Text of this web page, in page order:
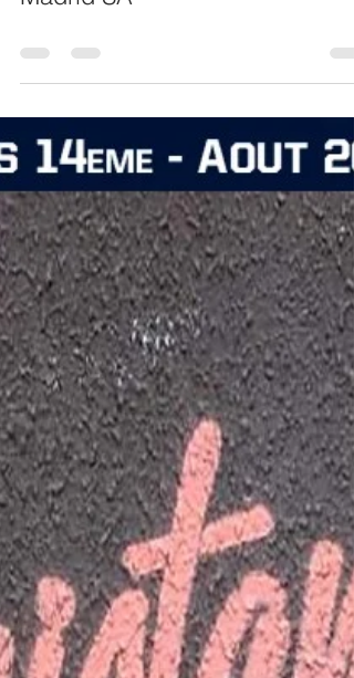
Madrid SA